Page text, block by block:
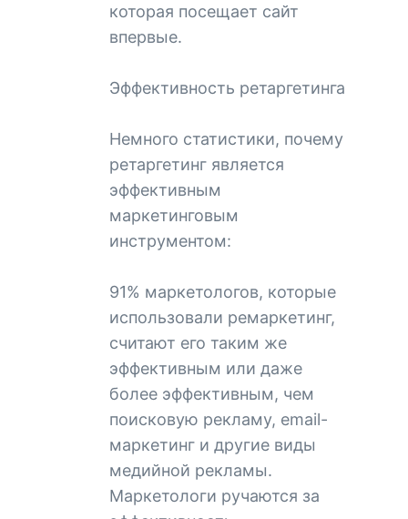
которая посещает сайт
впервые.
Эффективность ретаргетинга
Немного статистики, почему
ретаргетинг является
эффективным
маркетинговым
инструментом:
91% маркетологов, которые
использовали ремаркетинг,
считают его таким же
эффективным или даже
более эффективным, чем
поисковую рекламу, email-
маркетинг и другие виды
медийной рекламы.
Маркетологи ручаются за